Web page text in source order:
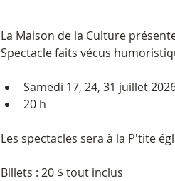
La Maison de la Culture
Spectacle faits vécus
Samedi 17, 24, 31 juillet
20 h
Les spectacles sera à la P'tite
Billets : 20 $ tout inclus